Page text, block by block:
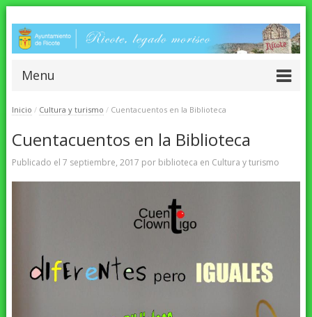
Menu
Inicio / Cultura y turismo / Cuentacuentos en la Biblioteca
Cuentacuentos en la Biblioteca
Publicado el 7 septiembre, 2017 por biblioteca en Cultura y turismo